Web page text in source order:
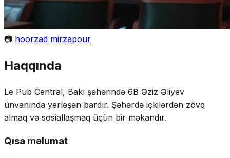
📷 hoorzad mirzapour
Haqqında
Le Pub Central, Bakı şəhərində 6B Əziz Əliyev
ünvanında yerləşən bardır. Şəhərdə içkilərdən zövq
almaq və sosiallaşmaq üçün bir məkandır.
Qısa məlumat